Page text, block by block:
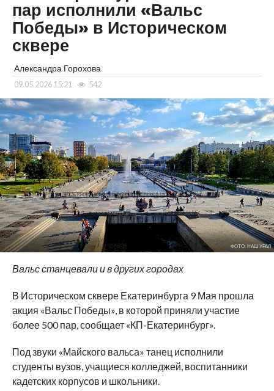
пар исполнили «Вальс
Победы» в Историческом
сквере
Александра Горохова
09.05.2026 15:21 542
ФОТО: НАШ УРАЛ
Вальс станцевали и в других городах
В Историческом сквере Екатеринбурга 9 Мая прошла
акция «Вальс Победы», в которой приняли участие
более 500 пар, сообщает «КП-Екатеринбург».
Под звуки «Майского вальса» танец исполнили
студенты вузов, учащиеся колледжей, воспитанники
кадетских корпусов и школьники.